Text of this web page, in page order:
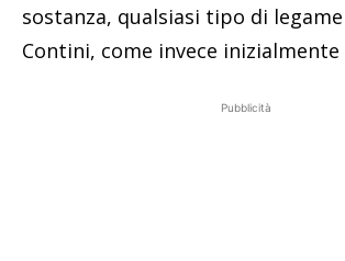
sostanza, qualsiasi tipo di
Contini, come invece
Pubblicità